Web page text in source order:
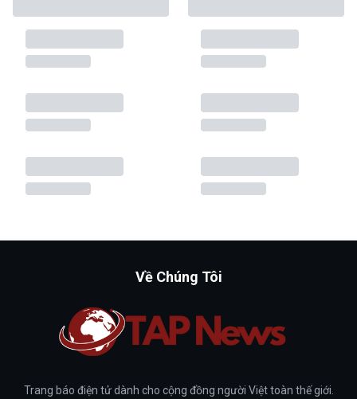
Về Chúng Tôi
Trang báo điện tử dành cho cộng đồng người Việt toàn thế giới.